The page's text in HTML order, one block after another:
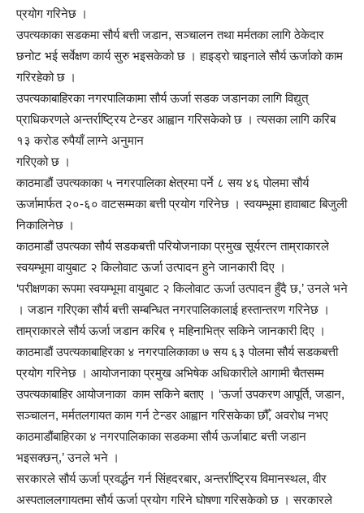
प्रयोग गरिनेछ ।
उपत्यकाका सडकमा सौर्य बत्ती जडान, सञ्चालन तथा मर्मतका लागि ठेकेदार
छनोट भई सर्वेक्षण कार्य सुरु भइसकेको छ । हाइड्रो चाइनाले सौर्य ऊर्जाको काम
गरिरहेको छ ।
उपत्यकाबाहिरका नगरपालिकामा सौर्य ऊर्जा सडक जडानका लागि विद्युत्
प्राधिकरणले अन्तर्राष्ट्रिय टेन्डर आह्वान गरिसकेको छ । त्यसका लागि करिब
१३ करोड रुपैयाँ लाग्ने अनुमान
गरिएको छ ।
काठमाडौं उपत्यकाका ५ नगरपालिका क्षेत्रमा पर्ने ८ सय ४६ पोलमा सौर्य
ऊर्जामार्फत २०-६० वाटसम्मका बत्ती प्रयोग गरिनेछ । स्वयम्भूमा हावाबाट बिजुली
निकालिनेछ ।
काठमाडौं उपत्यका सौर्य सडकबत्ती परियोजनाका प्रमुख सूर्यरत्न ताम्राकारले
स्वयम्भूमा वायुबाट २ किलोवाट ऊर्जा उत्पादन हुने जानकारी दिए ।
‘परीक्षणका रूपमा स्वयम्भूमा वायुबाट २ किलोवाट ऊर्जा उत्पादन हुँदै छ,’ उनले भने
। जडान गरिएका सौर्य बत्ती सम्बन्धित नगरपालिकालाई हस्तान्तरण गरिनेछ ।
ताम्राकारले सौर्य ऊर्जा जडान करिब ९ महिनाभित्र सकिने जानकारी दिए ।
काठमाडौं उपत्यकाबाहिरका ४ नगरपालिकाका ७ सय ६३ पोलमा सौर्य सडकबत्ती
प्रयोग गरिनेछ । आयोजनाका प्रमुख अभिषेक अधिकारीले आगामी चैतसम्म
उपत्यकाबाहिर आयोजनाका काम सकिने बताए । ‘ऊर्जा उपकरण आपूर्ति, जडान,
सञ्चालन, मर्मतलगायत काम गर्न टेन्डर आह्वान गरिसकेका छौँ, अवरोध नभए
काठमाडौंबाहिरका ४ नगरपालिकाका सडकमा सौर्य ऊर्जाबाट बत्ती जडान
भइसक्छन्,’ उनले भने ।
सरकारले सौर्य ऊर्जा प्रवर्द्धन गर्न सिंहदरबार, अन्तर्राष्ट्रिय विमानस्थल, वीर
अस्पताललगायतमा सौर्य ऊर्जा प्रयोग गरिने घोषणा गरिसकेको छ । सरकारले